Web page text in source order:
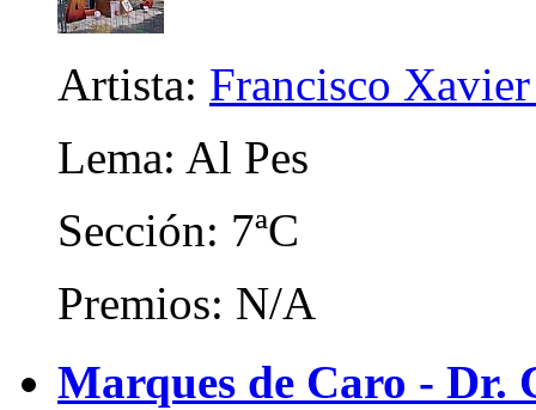
Artista: Francisco
Lema: Al Pes
Sección: 7ªC
Premios: N/A
Marques de Caro -